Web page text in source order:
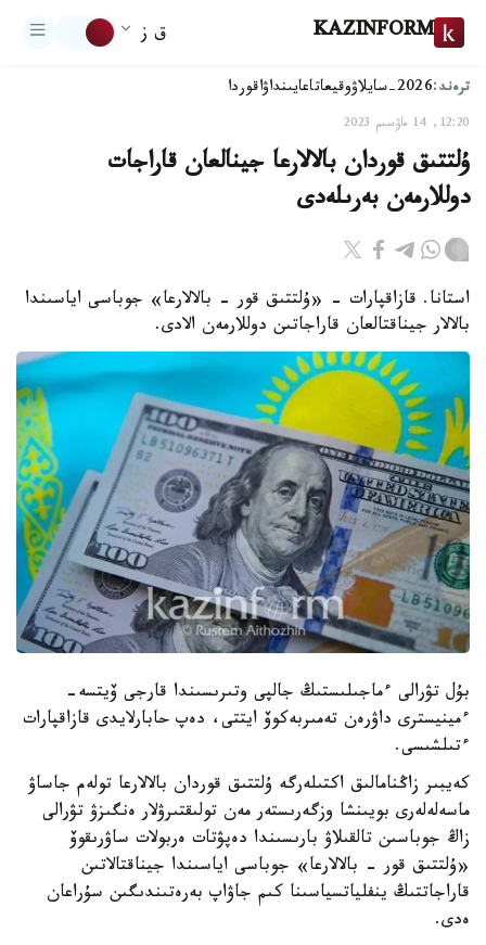
KAZINFORM ق ز
ترەند:2026-سايلاۋ وقيعاتاعايىنداۋاقوردا
12:20, 14 ماۋسىم 2023
ۇلتتىق قوردان بالالارعا جينالعان قاراجات
دوللارمەن بەرىلەدى
استانا. قازاقپارات - «ۇلتتىق قور - بالالارعا» جوباسى اياسىندا
بالالار جيناقتالعان قاراجاتىن دوللارمەن الادى.
بۇل تۋرالى ءماجىلىستىڭ جالپى وتىرىسىندا قارجى ۆيتسە-
ءمينيسترى داۋرەن تەمىربەكوۆ ايتتى، دەپ حابارلايدى قازاقپارات
ءتىلشىسى.
كەيبىر زاڭنامالىق اكتىلەرگە ۇلتتىق قوردان بالالارعا تولەم جاساۋ
ماسەلەلەرى بويىنشا وزگەرىستەر مەن تولىقتىرۋلار ەنگىزۋ تۋرالى
زاڭ جوباسىن تالقىلاۋ بارىسىندا دەپۋتات ەربولات ساۋرىقوۆ
«ۇلتتىق قور - بالالارعا» جوباسى اياسىندا جيناقتالاتىن
قاراجاتتىڭ ينفلياتسياسىنا كىم جاۋاپ بەرەتىندىگىن سۇراعان
ەدى.